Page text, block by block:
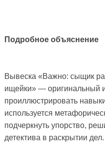
Подробное объяснение
Вывеска «Важно: сыщик
ищейки» — оригинальный
проиллюстрировать
используется
подчеркнуть упорство,
детектива в раскрытии дел.